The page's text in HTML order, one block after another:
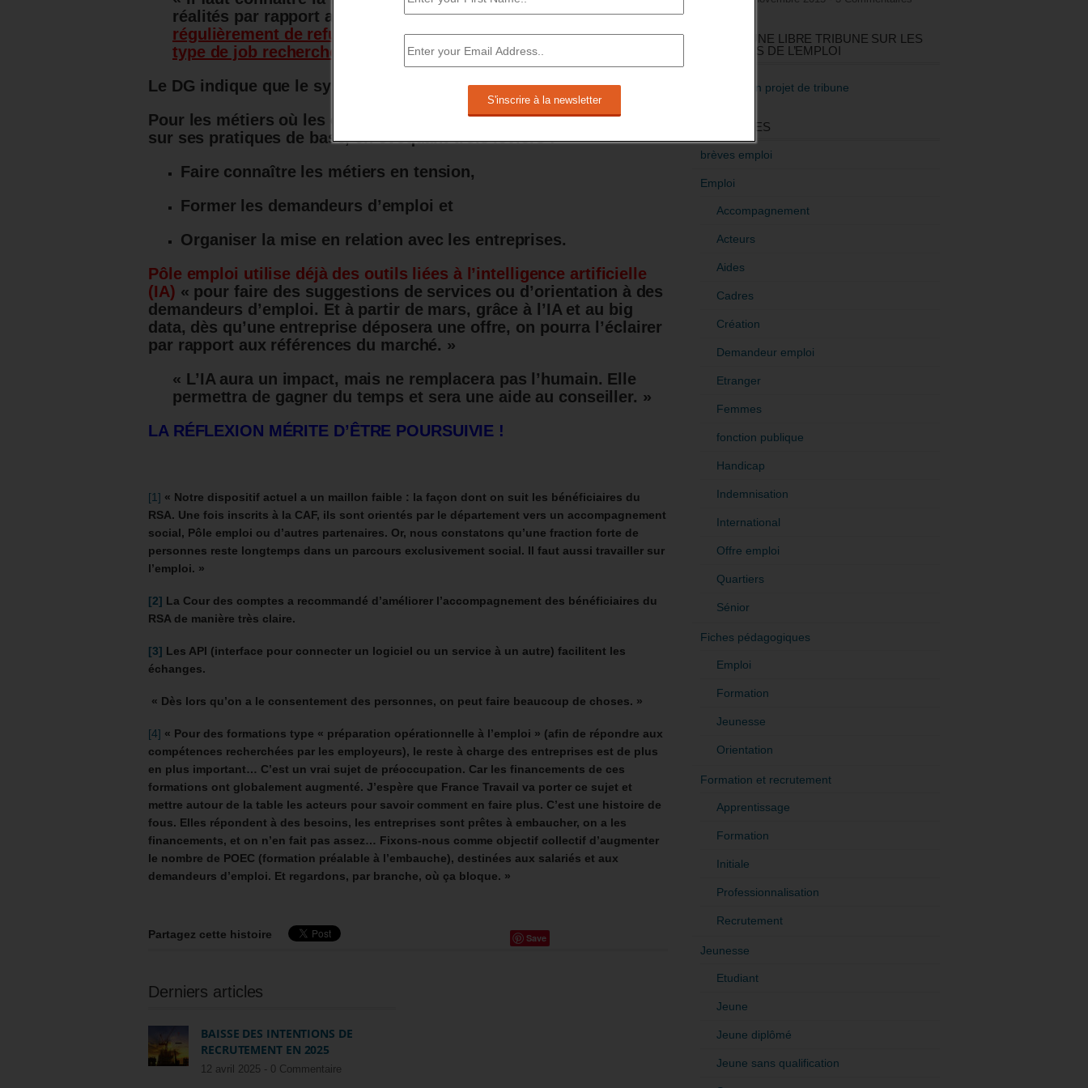
réalités par rapport au marché du travail.Il nous arrive
régulièrement de refuser des formations, car on estime que le
type de job recherché ne sert à rien. »
Le DG indique que le système patine, selon lui[4].
Pour les métiers où les candidats manquent, Pôle emploi demeure
sur ses pratiques de base, en évoquant trois leviers :
Faire connaître les métiers en tension,
Former les demandeurs d’emploi et
Organiser la mise en relation avec les entreprises.
Pôle emploi utilise déjà des outils liées à l’intelligence artificielle
(IA) « pour faire des suggestions de services ou d’orientation à des
demandeurs d’emploi. Et à partir de mars, grâce à l’IA et au big
data, dès qu’une entreprise déposera une offre, on pourra l’éclairer
par rapport aux références du marché. »
« L’IA aura un impact, mais ne remplacera pas l’humain. Elle
permettra de gagner du temps et sera une aide au conseiller. »
LA RÉFLEXION MÉRITE D’ÊTRE POURSUIVIE !
[1] « Notre dispositif actuel a un maillon faible : la façon dont on suit les bénéficiaires du
RSA. Une fois inscrits à la CAF, ils sont orientés par le département vers un accompagnement
social, Pôle emploi ou d’autres partenaires. Or, nous constatons qu’une fraction forte de
personnes reste longtemps dans un parcours exclusivement social. Il faut aussi travailler sur
l’emploi. »
[2] La Cour des comptes a recommandé d’améliorer l’accompagnement des bénéficiaires du
RSA de manière très claire.
[3] Les API (interface pour connecter un logiciel ou un service à un autre) facilitent les
échanges.
« Dès lors qu’on a le consentement des personnes, on peut faire beaucoup de choses. »
[4] « Pour des formations type « préparation opérationnelle à l’emploi » (afin de répondre aux
compétences recherchées par les employeurs), le reste à charge des entreprises est de plus
en plus important… C’est un vrai sujet de préoccupation. Car les financements de ces
formations ont globalement augmenté. J’espère que France Travail va porter ce sujet et
mettre autour de la table les acteurs pour savoir comment en faire plus. C’est une histoire de
fous. Elles répondent à des besoins, les entreprises sont prêtes à embaucher, on a les
financements, et on n’en fait pas assez… Fixons-nous comme objectif collectif d’augmenter
le nombre de POEC (formation préalable à l’embauche), destinées aux salariés et aux
demandeurs d’emploi. Et regardons, par branche, où ça bloque. »
Partagez cette histoire Save
Derniers articles
BAISSE DES INTENTIONS DE
RECRUTEMENT EN 2025
12 avril 2025 - 0 Commentaire
RÉDIGEZ UNE LIBRE TRIBUNE SUR LES
POLITIQUES DE L’EMPLOI
>Décrire mon projet de tribune
CATÉGORIES
brèves emploi
Emploi
Accompagnement
Acteurs
Aides
Cadres
Création
Demandeur emploi
Etranger
Femmes
fonction publique
Handicap
Indemnisation
International
Offre emploi
Quartiers
Sénior
Fiches pédagogiques
Emploi
Formation
Jeunesse
Orientation
Formation et recrutement
Apprentissage
Formation
Initiale
Professionnalisation
Recrutement
Jeunesse
Etudiant
Jeune
Jeune diplômé
Jeune sans qualification